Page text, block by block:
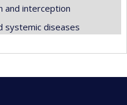
and interception
systemic diseases